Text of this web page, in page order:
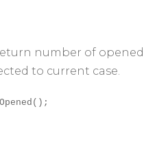
number of opened
to current case.